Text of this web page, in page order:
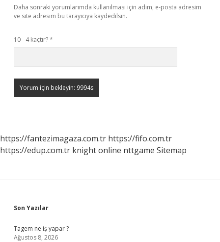
Daha sonraki yorumlarımda kullanılması için adım, e-posta adresim
ve site adresim bu tarayıcıya kaydedilsin.
10 - 4 kaçtır?*
https://fantezimagaza.com.tr https://fifo.com.tr
https://edup.com.tr knight online nttgame Sitemap
Sidebar
Son Yazılar
Tagem ne iş yapar ?
Ağustos 8, 2026